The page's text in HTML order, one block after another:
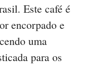
Este café é
encorpado e
uma
para os